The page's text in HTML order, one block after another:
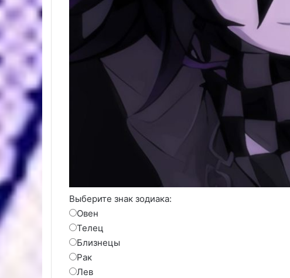
Выберите знак зодиака:
Овен
Телец
Близнецы
Рак
Лев